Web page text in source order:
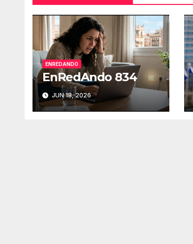
ENREDANDO
EnRedAndo 834
JUN 18, 2026